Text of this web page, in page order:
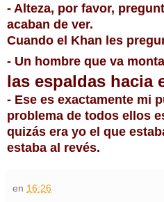
- Alteza, por favor,
acaban de ver.
Cuando el Khan les
- Un hombre que va
las espaldas hacia
- Ese es exactamente mi
problema de todos ellos
quizás era yo el que
estaba al revés.
en 16:26